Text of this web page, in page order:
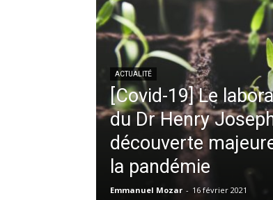
ACTUALITÉ
[Covid-19] Le
du Dr Henry
découverte
la pandémie
Emmanuel Mozar - 16 février 2021